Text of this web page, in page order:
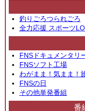
釣りごろつられごろ
全力応援 スポーツ
FNSドキュメンタリ
FNSソフト工場
わがまま！気まま！
FNSの日
その他単発番組
番